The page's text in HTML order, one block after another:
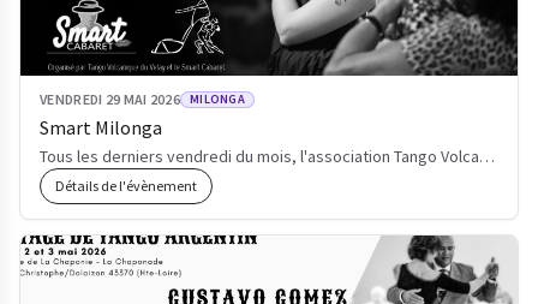
VENDREDI 29 MAI 2026 MILONGA
Smart Milonga
Tous les derniers vendredi du mois, l'association Tango Volcanique du Velay vous invite pour sa Milo…
Détails de l'évènement